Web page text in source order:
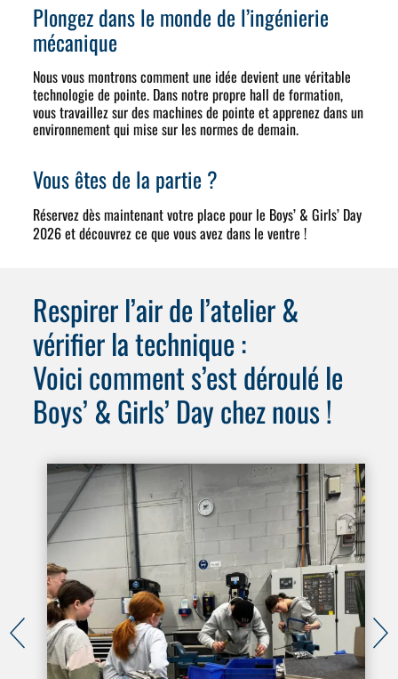
Plongez dans le monde de l’ingénierie
mécanique
Nous vous montrons comment une idée devient une véritable
technologie de pointe. Dans notrepropre hall de formation,
vous travaillez sur des machines de pointe et apprenez dans un
environnement qui mise sur les normes de demain.
Vous êtes de la partie ?
Réservez dès maintenant votre place pour le Boys’ & Girls’ Day
2026et découvrez ce que vous avez dans le ventre !
Respirer l’air de l’atelier &
vérifier la technique :
Voici comment s’est déroulé le
Boys’ & Girls’ Day chez nous !